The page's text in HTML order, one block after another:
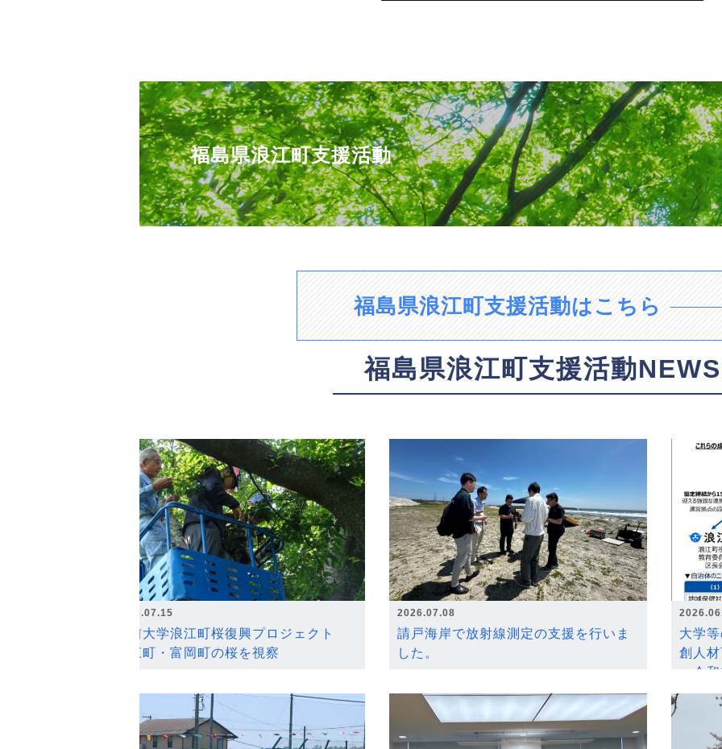
福島県浪江町支援活動
福島県浪江町支援活動はこちら
福島県浪江町支援活動NEWS
2026.07.15
弘前大学浪江町桜復興プロジェクト
浪江町・富岡町の桜を視察
2026.07.08
請戸海岸で放射線測定の支援を行いま
した。
大学
創人
～令